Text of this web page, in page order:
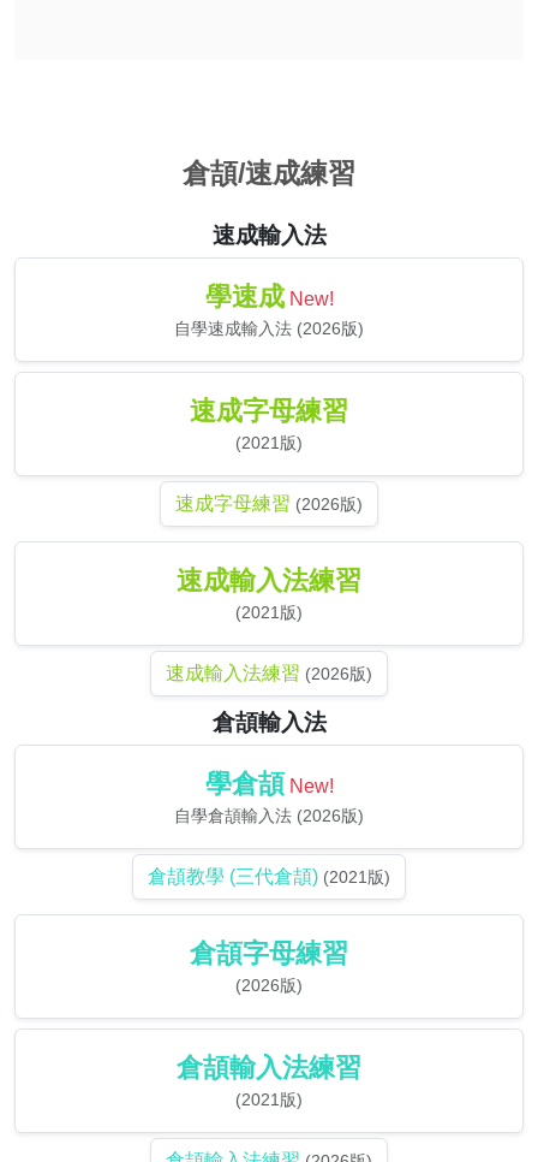
倉頡/速成練習
速成輸入法
學速成 New!
自學速成輸入法 (2026版)
速成字母練習
(2021版)
速成字母練習 (2026版)
速成輸入法練習
(2021版)
速成輸入法練習 (2026版)
倉頡輸入法
學倉頡 New!
自學倉頡輸入法 (2026版)
倉頡教學 (三代倉頡) (2021版)
倉頡字母練習
(2026版)
倉頡輸入法練習
(2021版)